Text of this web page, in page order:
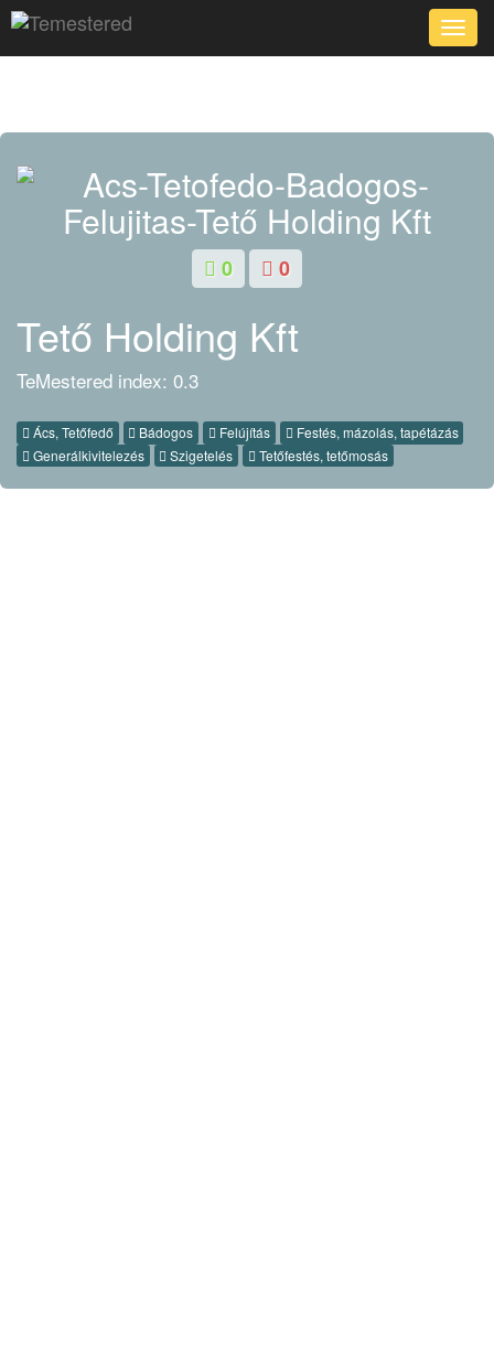
Toggle
0 0
Tető Holding Kft
TeMestered index: 0.3
Ács, Tetőfedő Bádogos Felújítás
Festés, mázolás, tapétázás
Generálkivitelezés
Szigetelés Tetőfestés, tetőmosás